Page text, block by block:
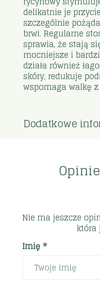
delikatnie je
szczególnie
brwi. Regularne
sprawia, że stają
mocniejsze i
działa również
skóry, redukuje
wspomaga walkę
Dodatkowe
Nie ma jeszcze
która
Imię *